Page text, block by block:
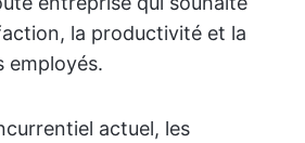
la productivité et la
employés.
actuel, les